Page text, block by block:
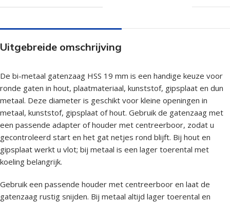
Uitgebreide omschrijving
De bi-metaal gatenzaag HSS 19 mm is een handige keuze voor
ronde gaten in hout, plaatmateriaal, kunststof, gipsplaat en dun
metaal. Deze diameter is geschikt voor kleine openingen in
metaal, kunststof, gipsplaat of hout. Gebruik de gatenzaag met
een passende adapter of houder met centreerboor, zodat u
gecontroleerd start en het gat netjes rond blijft. Bij hout en
gipsplaat werkt u vlot; bij metaal is een lager toerental met
koeling belangrijk.
Gebruik een passende houder met centreerboor en laat de
gatenzaag rustig snijden. Bij metaal altijd lager toerental en